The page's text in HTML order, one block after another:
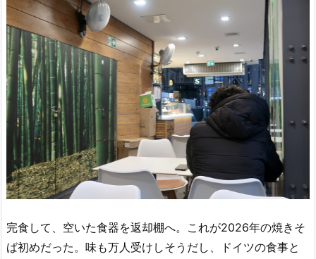
完食して、空いた食器を返却棚へ。これが2026年の焼きそ
ば初めだった。味も万人受けしそうだし、ドイツの食事と